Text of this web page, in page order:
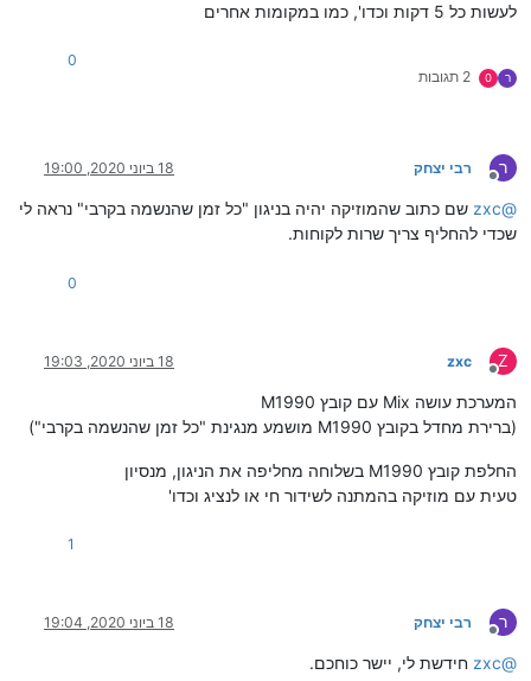
לעשות כל 5 דקות וכדו', כמו במקומות אחרים
ר 0 2 תגובות
0
ר
מנותק
רבי יצחק 18 ביוני 2020, 19:00
@
zxc שם כתוב שהמוזיקה יהיה בניגון "כל זמן שהנשמה בקרבי" נראה לי
שכדי להחליף צריך שרות לקוחות.
0
Z
מנותק
zxc 18 ביוני 2020, 19:03
המערכת עושה Mix עם קובץ M1990
(ברירת מחדל בקובץ M1990 מושמע מנגינת "כל זמן שהנשמה בקרבי")
החלפת קובץ M1990 בשלוחה מחליפה את הניגון, מנסיון
טעית עם מוזיקה בהמתנה לשידור חי או לנציג וכדו'
1
ר
מנותק
רבי יצחק 18 ביוני 2020, 19:04
@
zxc חידשת לי, יישר כוחכם.